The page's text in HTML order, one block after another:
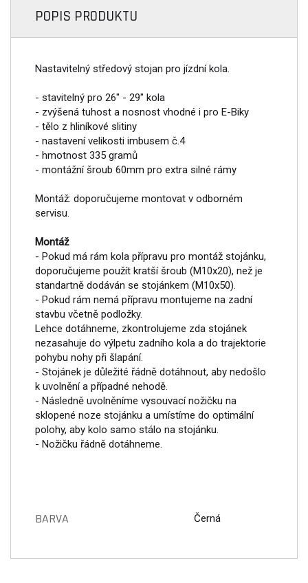
POPIS PRODUKTU
Nastavitelný středový stojan pro jízdní kola.
- stavitelný pro 26" - 29" kola
- zvýšená tuhost a nosnost vhodné i pro E-Biky
- tělo z hliníkové slitiny
- nastavení velikosti imbusem č.4
- hmotnost 335 gramů
- montážní šroub 60mm pro extra silné rámy
Montáž: doporučujeme montovat v odborném
servisu.
Montáž
- Pokud má rám kola přípravu pro montáž stojánku,
doporučujeme použít kratší šroub (M10x20), než je
standartně dodáván se stojánkem (M10x50).
- Pokud rám nemá přípravu montujeme na zadní
stavbu včetně podložky.
Lehce dotáhneme, zkontrolujeme zda stojánek
nezasahuje do výlpetu zadního kola a do trajektorie
pohybu nohy při šlapání.
- Stojánek je důležité řádně dotáhnout, aby nedošlo
k uvolnění a případné nehodě.
- Následně uvolněníme vysouvací nožičku na
sklopené noze stojánku a umístíme do optimální
polohy, aby kolo samo stálo na stojánku.
- Nožičku řádně dotáhneme.
BARVA Černá